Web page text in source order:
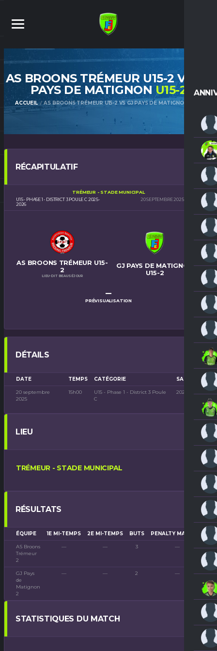
AS BROONS TRÉMEUR U15-2 VS GJ
PAYS DE MATIGNON U15-2
ACCUEIL AS BROONS TRÉMEUR U15-2 VS GJ PAYS DE MATIGNON U15-2
RÉCAPITULATIF
U15 - PHASE 1 - DISTRICT 3 POULE C 2025-
2026
TRÉMEUR - STADE MUNICIPAL
20 SEPTEMBRE 2025
AS BROONS TRÉMEUR U15-
2
LIEU-DIT BEAUSÉJOUR
GJ PAYS DE MATIGNON
U15-2
–
PRÉVISUALISATION
DÉTAILS
DATE TEMPS CATÉGORIE SAISON
20 septembre
2025
15h00
U15 - Phase 1 - District 3 Poule
C
2025-2026
LIEU
TRÉMEUR - STADE MUNICIPAL
RÉSULTATS
ÉQUIPE 1E MI-TEMPS 2E MI-TEMPS BUTS PENALTY MARQUÉS
AS Broons
Trémeur
2
— — 3 —
GJ Pays
de
Matignon
2
— — 2 —
STATISTIQUES DU MATCH